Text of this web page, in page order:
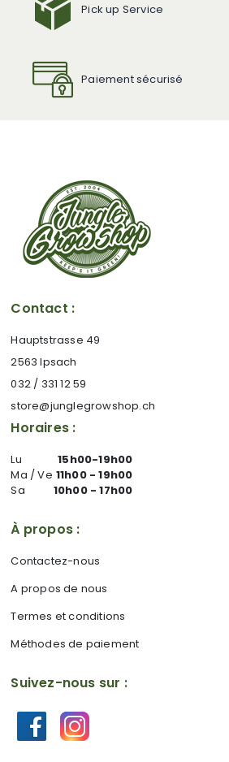
Pick up Service
Paiement sécurisé
Contact :
Hauptstrasse 49
2563 Ipsach
032 / 331 12 59
store@junglegrowshop.ch
Horaires :
Lu
15h00-19h00
Ma / Ve 11h00 - 19h00
Sa
10h00 - 17h00
À propos :
Contactez-nous
A propos de nous
Termes et conditions
Méthodes de paiement
Suivez-nous sur :